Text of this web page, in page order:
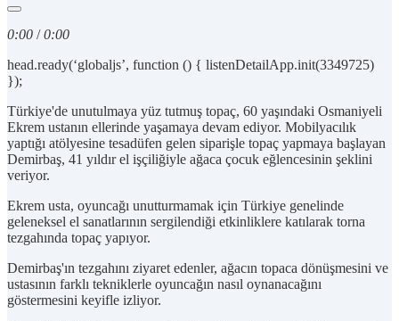
0:00 /0:00
head.ready(‘globaljs’, function () { listenDetailApp.init(3349725)
});
Türkiye'de unutulmaya yüz tutmuş topaç, 60 yaşındaki Osmaniyeli
Ekrem ustanın ellerinde yaşamaya devam ediyor. Mobilyacılık
yaptığı atölyesine tesadüfen gelen siparişle topaç yapmaya başlayan
Demirbaş, 41 yıldır el işçiliğiyle ağaca çocuk eğlencesinin şeklini
veriyor.
Ekrem usta, oyuncağı unutturmamak için Türkiye genelinde
geleneksel el sanatlarının sergilendiği etkinliklere katılarak torna
tezgahında topaç yapıyor.
Demirbaş'ın tezgahını ziyaret edenler, ağacın topaca dönüşmesini ve
ustasının farklı tekniklerle oyuncağın nasıl oynanacağını
göstermesini keyifle izliyor.